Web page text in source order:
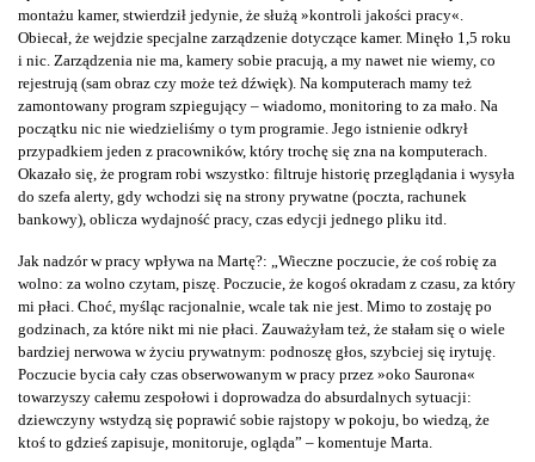
montażu kamer, stwierdził jedynie, że służą »kontroli jakości pracy«.
Obiecał, że wejdzie specjalne zarządzenie dotyczące kamer. Minęło 1,5 roku
i nic. Zarządzenia nie ma, kamery sobie pracują, a my nawet nie wiemy, co
rejestrują (sam obraz czy może też dźwięk). Na komputerach mamy też
zamontowany program szpiegujący – wiadomo, monitoring to za mało. Na
początku nic nie wiedzieliśmy o tym programie. Jego istnienie odkrył
przypadkiem jeden z pracowników, który trochę się zna na komputerach.
Okazało się, że program robi wszystko: filtruje historię przeglądania i wysyła
do szefa alerty, gdy wchodzi się na strony prywatne (poczta, rachunek
bankowy), oblicza wydajność pracy, czas edycji jednego pliku itd.
Jak nadzór w pracy wpływa na Martę?: „Wieczne poczucie, że coś robię za
wolno: za wolno czytam, piszę. Poczucie, że kogoś okradam z czasu, za który
mi płaci. Choć, myśląc racjonalnie, wcale tak nie jest. Mimo to zostaję po
godzinach, za które nikt mi nie płaci. Zauważyłam też, że stałam się o wiele
bardziej nerwowa w życiu prywatnym: podnoszę głos, szybciej się irytuję.
Poczucie bycia cały czas obserwowanym w pracy przez »oko Saurona«
towarzyszy całemu zespołowi i doprowadza do absurdalnych sytuacji:
dziewczyny wstydzą się poprawić sobie rajstopy w pokoju, bo wiedzą, że
ktoś to gdzieś zapisuje, monitoruje, ogląda” – komentuje Marta.